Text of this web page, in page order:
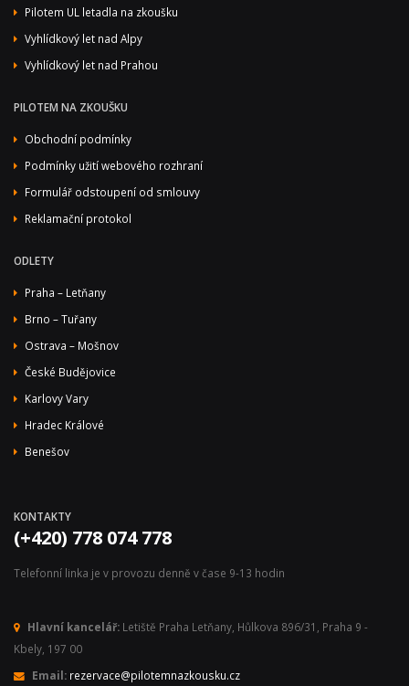
Pilotem UL letadla na zkoušku
Vyhlídkový let nad Alpy
Vyhlídkový let nad Prahou
PILOTEM NA ZKOUŠKU
Obchodní podmínky
Podmínky užití webového rozhraní
Formulář odstoupení od smlouvy
Reklamační protokol
ODLETY
Praha – Letňany
Brno – Tuřany
Ostrava – Mošnov
České Budějovice
Karlovy Vary
Hradec Králové
Benešov
KONTAKTY
(+420) 778 074 778
Telefonní linka je v provozu denně v čase 9-13 hodin
Hlavní kancelář: Letiště Praha Letňany, Hůlkova 896/31, Praha 9 -
Kbely, 197 00
Email: rezervace@pilotemnazkousku.cz